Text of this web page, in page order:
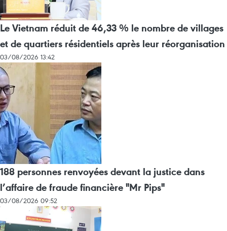
Le Vietnam réduit de 46,33 % le nombre de villages
et de quartiers résidentiels après leur réorganisation
03/08/2026 13:42
188 personnes renvoyées devant la justice dans
l’affaire de fraude financière "Mr Pips"
03/08/2026 09:52